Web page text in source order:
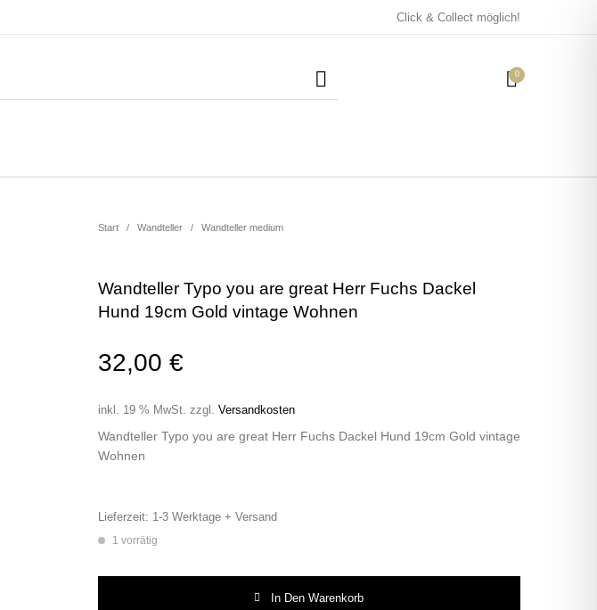
Click & Collect möglich!
0
Taschen/Turnbeutel Tassen
Start / Wandteller / Wandteller medium
Wandteller Typo you are great Herr Fuchs Dackel
Hund 19cm Gold vintage Wohnen
32,00 €
inkl. 19 % MwSt. zzgl. Versandkosten
Wandteller Typo you are great Herr Fuchs Dackel Hund 19cm Gold vintage
Wohnen
Lieferzeit: 1-3 Werktage + Versand
1 vorrätig
In Den Warenkorb